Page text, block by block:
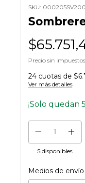
SKU:
Precio sin impuestos
24 cuotas de
Ver más detalles
¡Solo quedan 5
5 disponibles
Entregas para el CP:
Medios de envío